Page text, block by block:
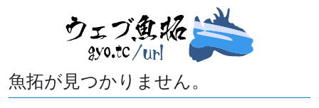
魚拓が見つかりません。